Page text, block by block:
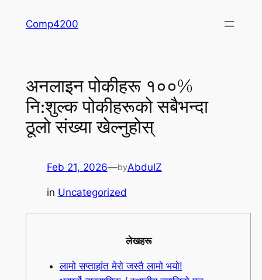
Comp4200
अनलाइन पोकीहरू १००%
नि:शुल्क पोकीहरूको सबैभन्दा
ठूलो संख्या खेल्नुहोस्
Feb 21, 2026—byAbdulZ
in Uncategorized
लेखहरू
लामो सप्ताहांत मेरो जस्तै लामो भयो!